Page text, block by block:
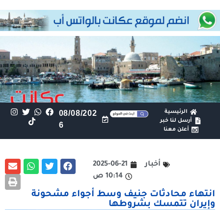
الرئيسية
أرسل لنا خبر
أعلن معنا
08/08/202
6
أخبار
2025-06-21
10:14 ص
انتهاء محادثات جنيف وسط أجواء مشحونة
وإيران تتمسك بشروطها